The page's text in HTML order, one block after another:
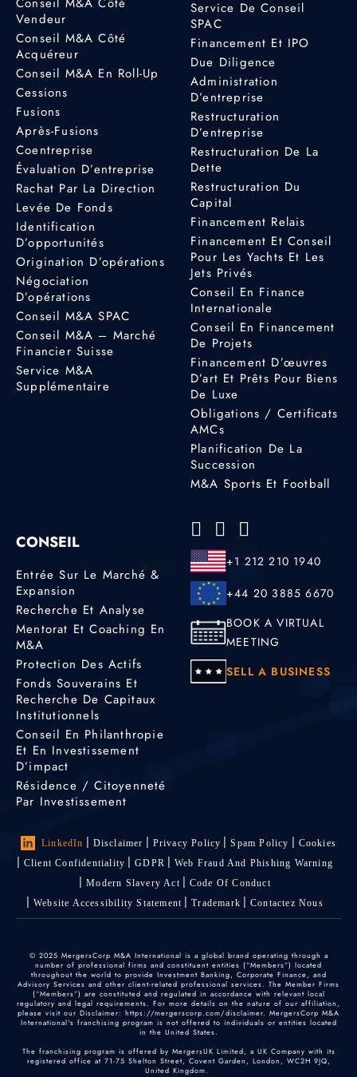
Vendeur
Conseil M&A Côté
Acquéreur
Conseil M&A En Roll-Up
Cessions
Fusions
Après-Fusions
Coentreprise
Évaluation D’entreprise
Rachat Par La Direction
Levée De Fonds
Identification
D’opportunités
Origination D’opérations
Négociation
D’opérations
Conseil M&A SPAC
Conseil M&A – Marché
Financier Suisse
Service M&A
Supplémentaire
Service De Conseil
SPAC
Financement Et IPO
Due Diligence
Administration
D’entreprise
Restructuration
D’entreprise
Restructuration De La
Dette
Restructuration Du
Capital
Financement Relais
Financement Et Conseil
Pour Les Yachts Et Les
Jets Privés
Conseil En Finance
Internationale
Conseil En Financement
De Projets
Financement D’œuvres
D’art Et Prêts Pour Biens
De Luxe
Obligations / Certificats
AMCs
Planification De La
Succession
M&A Sports Et Football
CONSEIL
Entrée Sur Le Marché &
Expansion
Recherche Et Analyse
Mentorat Et Coaching En
M&A
Protection Des Actifs
Fonds Souverains Et
Recherche De Capitaux
Institutionnels
Conseil En Philanthropie
Et En Investissement
D’impact
Résidence / Citoyenneté
Par Investissement
+1 212 210 1940
+44 20 3885 6670
BOOK A VIRTUAL
MEETING
SELL A BUSINESS
LinkedIn Disclaimer Privacy Policy Spam Policy
Cookies
Client Confidentiality
GDPR
Web Fraud And Phishing Warning
Modern Slavery Act
Code Of Conduct
Website Accessibility Statement
Trademark Contactez Nous
© 2025 MergersCorp M&A International is a global brand operating through a
number of professional firms and constituent entities (“Members”) located
throughout the world to provide Investment Banking, Corporate Finance, and
Advisory Services and other client-related professional services. The Member Firms
(“Members”) are constituted and regulated in accordance with relevant local
regulatory and legal requirements. For more details on the nature of our affiliation,
please visit our Disclaimer: https://mergerscorp.com/disclaimer. MergersCorp M&A
International's franchising program is not offered to individuals or entities located
in the United States.
The franchising program is offered by MergersUK Limited, a UK Company with its
registered office at 71-75 Shelton Street, Covent Garden, London, WC2H 9JQ,
United Kingdom.